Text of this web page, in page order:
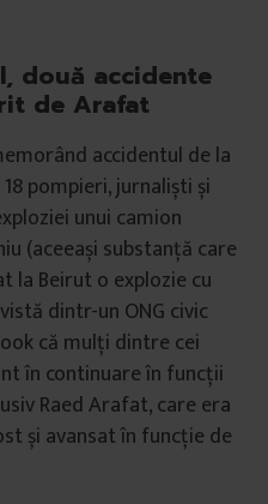
două accidente
de Arafat
accidentul de la
pompieri, jurnaliști și
unui camion
(aceeași substanță care
la Beirut o explozie cu
dintr-un ONG civic
că mulți dintre cei
în continuare în funcții
Raed Arafat, care era
și avansat în funcție de